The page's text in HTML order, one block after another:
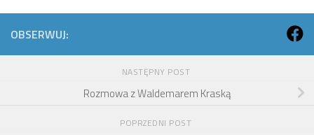
OBSERWUJ:
NASTĘPNY POST
Rozmowa z Waldemarem Kraską
POPRZEDNI POST